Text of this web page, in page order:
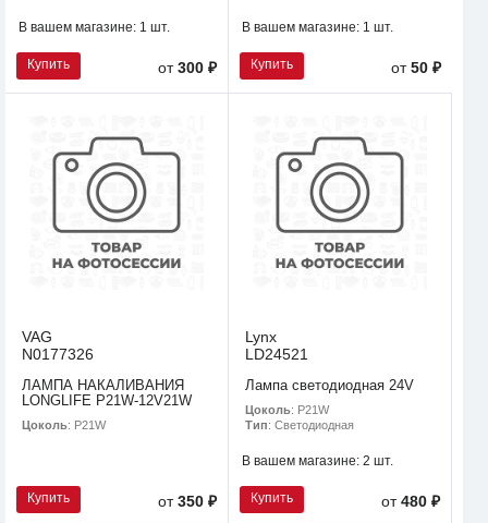
В вашем магазине: 1 шт.
Купить от300 ₽
В вашем магазине: 1 шт.
Купить от50 ₽
VAG
N0177326
ЛАМПА НАКАЛИВАНИЯ
LONGLIFE P21W-12V21W
Цоколь: P21W
Купить от350 ₽
Lynx
LD24521
Лампа светодиодная 24V
Цоколь: P21W
Тип: Светодиодная
В вашем магазине: 2 шт.
Купить от480 ₽